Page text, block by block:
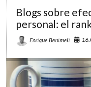
#8)
Blogs sobre
personal: el
Enrique Benimeli